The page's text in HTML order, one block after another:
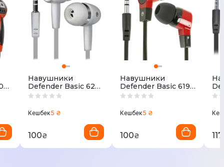
Навушники
Defender Basic 620
(White) 63625
Кешбек5 ₴
100₴
Навушники
Defender Basic 619
(Black-Red) 63619
Кешбек5 ₴
100₴ 117